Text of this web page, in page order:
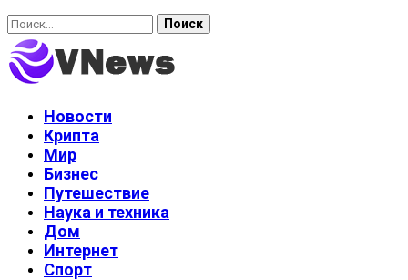
Найти:
Новости
Крипта
Мир
Бизнес
Путешествие
Наука и техника
Дом
Интернет
Спорт